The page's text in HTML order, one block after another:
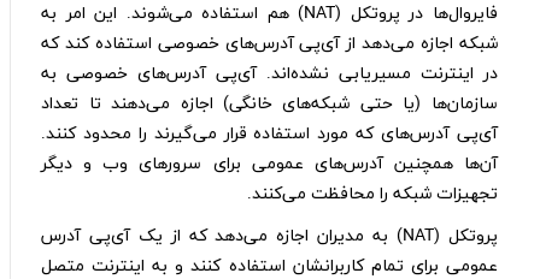
فایروال‌ها در پروتکل (NAT) هم استفاده می‌شوند. این امر به
شبکه اجازه می‌دهد از آی‌پی آدرس‌های خصوصی استفاده کند که
در اینترنت مسیریابی نشده‌اند. آی‌پی آدرس‌های خصوصی به
سازمان‌ها (یا حتی شبکه‌های خانگی) اجازه می‌دهند تا تعداد
آی‌پی آدرس‌های که مورد استفاده قرار می‌گیرند را محدود کنند.
آن‌ها همچنین آدرس‌های عمومی برای سرورهای وب و دیگر
تجهیزات شبکه را محافظت می‌کنند.
پروتکل (NAT) به مدیران اجازه می‌دهد که از یک آی‌پی آدرس
عمومی برای تمام کاربرانشان استفاده کنند و به اینترنت متصل